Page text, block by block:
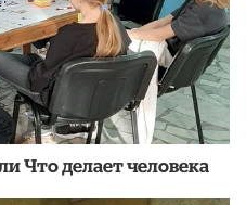
Что делает человека